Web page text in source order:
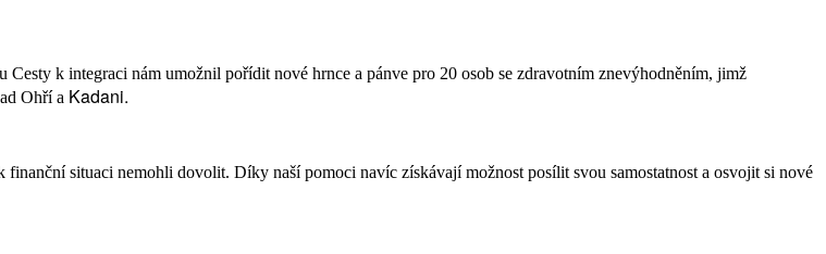
Cesty k integraci nám umožnil pořídit nové hrnce a pánve pro 20 osob se zdravotním znevýhodněním, jimž
Ohří a Kadani.
situaci nemohli dovolit. Díky naší pomoci navíc získávají možnost posílit svou samostatnost a osvojit si nové